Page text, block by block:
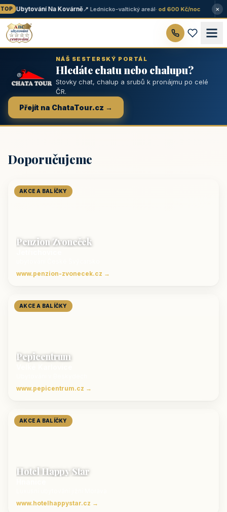
Ubytování Na Kovárně📍 Lednicko-valtický areál· od 600 Kč/noc ×
NÁŠ SESTERSKÝ PORTÁL
Hledáte chatu nebo chalupu?
Stovky chat, chalup a srubů k pronájmu po celé
ČR.
Přejít na ChataTour.cz →
Doporučujeme
AKCE A BALÍČKY
Penzion Zvoneček
www.penzion-zvonecek.cz →
AKCE A BALÍČKY
Pepicentrum
www.pepicentrum.cz →
AKCE A BALÍČKY
Hotel Happy Star
www.hotelhappystar.cz →